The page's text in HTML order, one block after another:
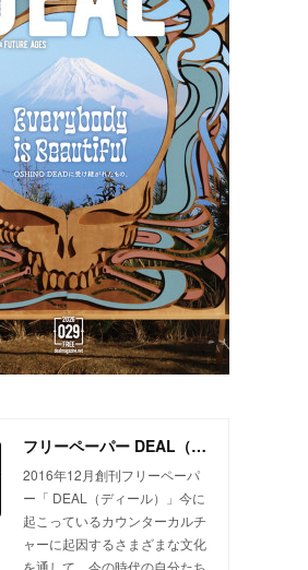
フリーペーパー DEAL（ディール）
2016年12月創刊フリーペーパ
ー「 DEAL（ディール）」今に
起こっているカウンターカルチ
ャーに起因するさまざまな文化
を通して、今の時代の自分たち